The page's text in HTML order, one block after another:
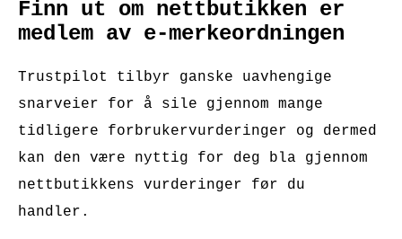
Finn ut om nettbutikken er
medlem av e-merkeordningen
Trustpilot tilbyr ganske uavhengige
snarveier for å sile gjennom mange
tidligere forbrukervurderinger og dermed
kan den være nyttig for deg bla gjennom
nettbutikkens vurderinger før du
handler.